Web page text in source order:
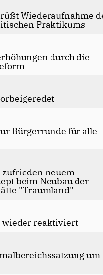
Wiederaufnahme
Praktikums
durch die
Bürgerrunde für alle
zufrieden neuem
beim Neubau der
"Traumland"
wieder reaktiviert
um